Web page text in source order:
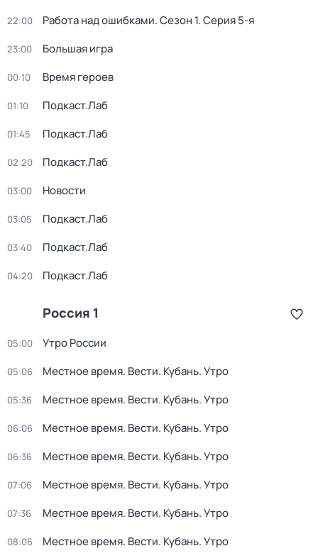
22:00 Работа над ошибками. Сезон 1. Серия 5-я
23:00 Большая игра
00:10 Время героев
01:10 Подкаст.Лаб
01:45 Подкаст.Лаб
02:20 Подкаст.Лаб
03:00 Новости
03:05 Подкаст.Лаб
03:40 Подкаст.Лаб
04:20 Подкаст.Лаб
Россия 1
05:00 Утро России
05:06 Местное время. Вести. Кубань. Утро
05:36 Местное время. Вести. Кубань. Утро
06:06 Местное время. Вести. Кубань. Утро
06:36 Местное время. Вести. Кубань. Утро
07:06 Местное время. Вести. Кубань. Утро
07:36 Местное время. Вести. Кубань. Утро
08:06 Местное время. Вести. Кубань. Утро